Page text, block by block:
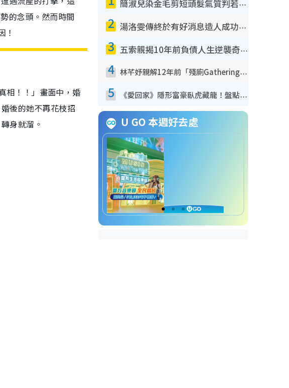
的念頭。然而時間
！
相！！」畫面中，婚
後的她不再花枝招
身就溜。
簡淑兒染金毛剪短頭髮氣質判若兩人！嚇壞老公麥大力都認唔出：「你做咩事？」
2 湯洛雯傳終於有好消息造人成功！兩大細節曝孕味極濃惹猜測：大肚婆先會咁！
3 五索親揭10年前負債人生逆襲奇蹟！全靠去一地方轉運後即遇上馬先生
4 林芊妤親解12年前「殘廁Gathering」真相！高層解約一句話重創尊嚴至今拒返TVB
5 《愛回家》隱形富豪臥虎藏龍！盤點12位財氣逼人的有錢藝人：呢位靚女3億身家唔憂做
U GO 本週好去處